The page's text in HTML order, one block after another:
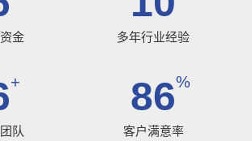
金 多年行业经验
队
90%
客户满意率